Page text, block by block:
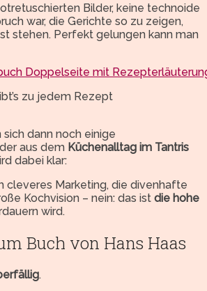
Bilder, keine technoide
war, die Gerichte so zu zeigen,
stehen. Perfekt gelungen kann man
zu jedem Rezept
sich dann noch einige
aus dem Küchenalltag im Tantris
dabei klar:
cleveres Marketing, die divenhafte
Kochvision – nein: das ist die hohe
wird.
Buch von Hans Haas
.